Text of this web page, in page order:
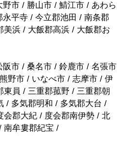
市 / 勝山市 / 鯖江市 / あわら
平寺 / 今立郡池田 / 南条郡
浜 / 大飯郡高浜 / 大飯郡お
市 / 桑名市 / 鈴鹿市 / 名張市
野市 / いなべ市 / 志摩市 / 伊
員 / 三重郡菰野 / 三重郡朝
/ 多気郡明和 / 多気郡大台 /
会郡大紀 / 度会郡南伊勢 / 北
南牟婁郡紀宝 /